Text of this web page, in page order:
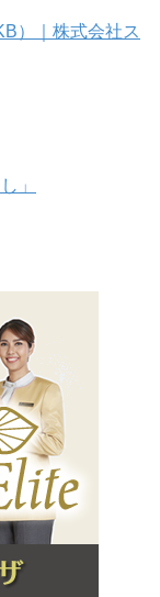
）｜株式会社ス
」